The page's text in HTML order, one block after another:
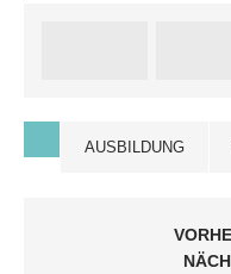
AUSBILDUNG